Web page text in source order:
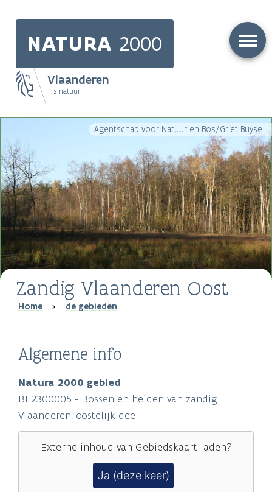
NATURA 2000
Vlaanderen
is natuur
Main
navigation Agentschap voor Natuur en Bos/Griet Buyse
Zandig Vlaanderen Oost
Breadcrumb
Home de gebieden
Algemene info
Natura 2000 gebied
BE2300005 - Bossen en heiden van zandig
Vlaanderen: oostelijk deel
Externe inhoud van Gebiedskaartladen?
Ja (deze keer)